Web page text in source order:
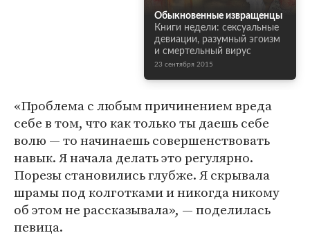
Обыкновенные извращенцы
Книги недели: сексуальные
девиации, разумный эгоизм
и смертельный вирус
23 сентября 2015
«Проблема с любым причинением вреда
себе в том, что как только ты даешь себе
волю — то начинаешь совершенствовать
навык. Я начала делать это регулярно.
Порезы становились глубже. Я скрывала
шрамы под колготками и никогда никому
об этом не рассказывала», — поделилась
певица.